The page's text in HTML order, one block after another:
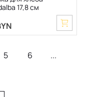
17,8 см
5 6
...